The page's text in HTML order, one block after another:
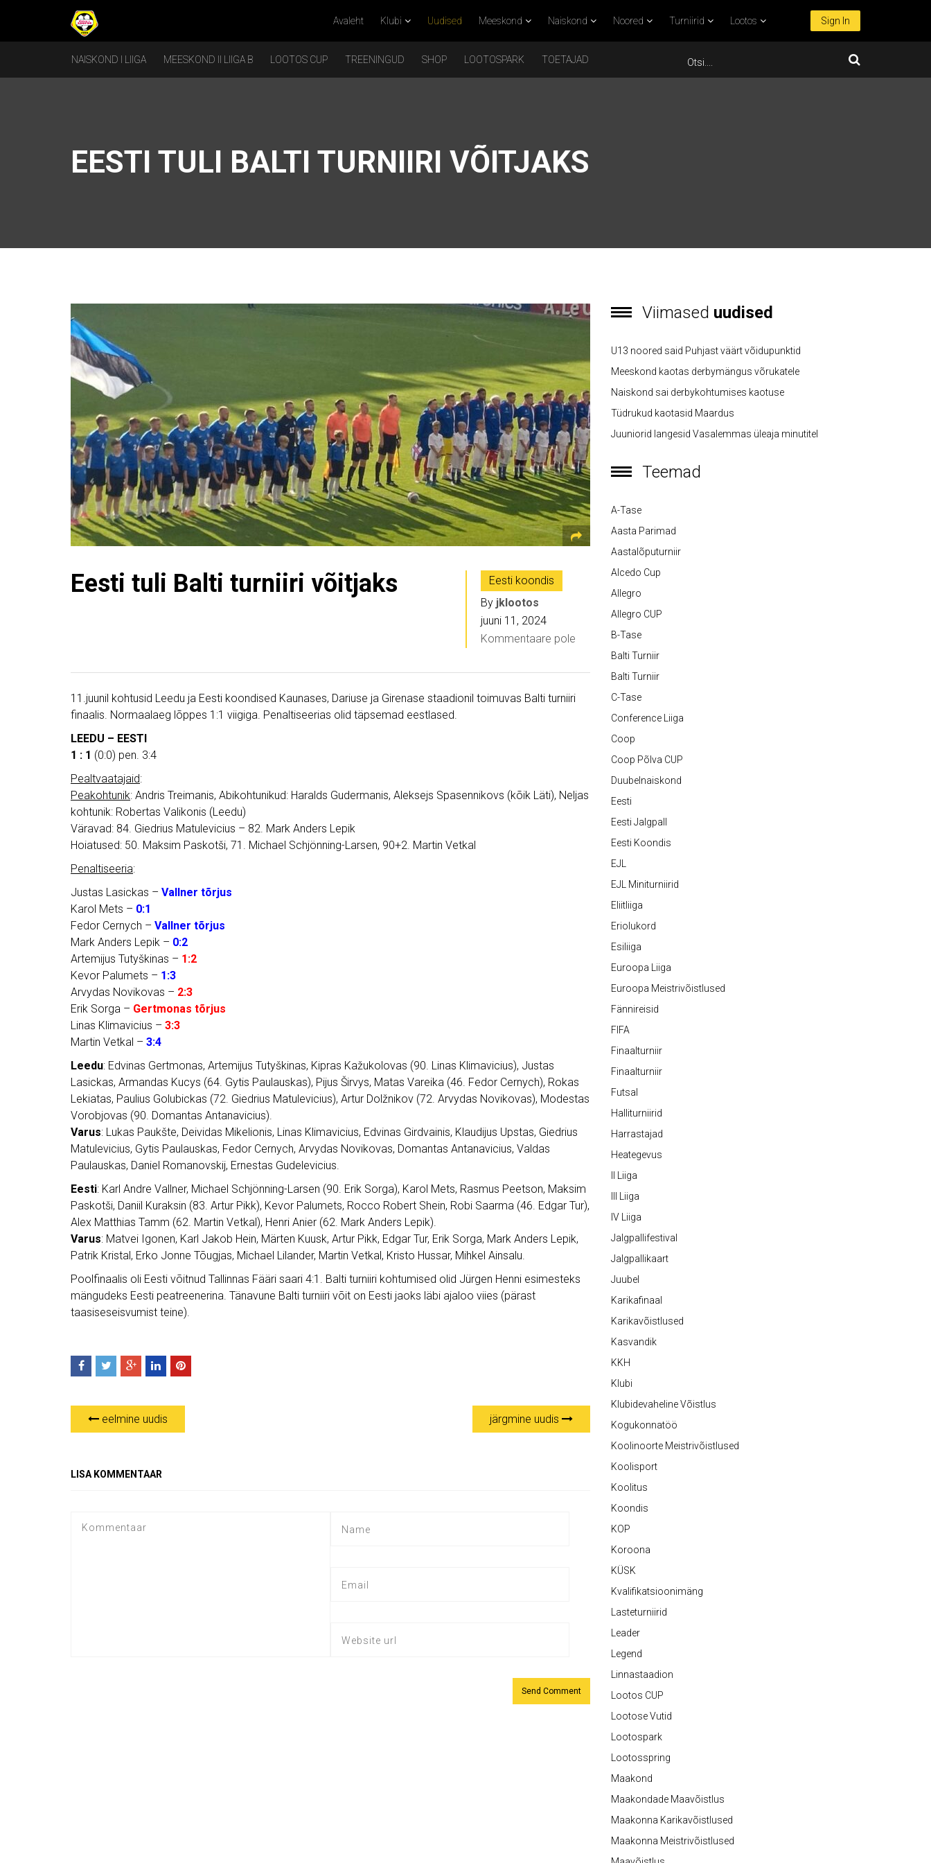
Avaleht Klubi Uudised Meeskond Naiskond Noored Turniirid Lootos Sign In
NAISKOND I LIIGA MEESKOND II LIIGA B LOOTOS CUP TREENINGUD SHOP LOOTOSPARK TOETAJAD
EESTI TULI BALTI TURNIIRI VÕITJAKS
Eesti tuli Balti turniiri võitjaks
Eesti koondis
By jklootos
juuni 11, 2024
Kommentaare pole
11.juunil kohtusid Leedu ja Eesti koondised Kaunases, Dariuse ja Girenase staadionil toimuvas Balti turniiri
finaalis. Normaalaeg lõppes 1:1 viigiga. Penaltiseerias olid täpsemad eestlased.
LEEDU – EESTI
1 : 1 (0:0) pen. 3:4
Pealtvaatajaid:
Peakohtunik: Andris Treimanis, Abikohtunikud: Haralds Gudermanis, Aleksejs Spasennikovs (kõik Läti), Neljas
kohtunik: Robertas Valikonis (Leedu)
Väravad: 84. Giedrius Matulevicius – 82. Mark Anders Lepik
Hoiatused: 50. Maksim Paskotši, 71. Michael Schjönning-Larsen, 90+2. Martin Vetkal
Penaltiseeria:
Justas Lasickas – Vallner tõrjus
Karol Mets – 0:1
Fedor Cernych – Vallner tõrjus
Mark Anders Lepik – 0:2
Artemijus Tutyškinas – 1:2
Kevor Palumets – 1:3
Arvydas Novikovas – 2:3
Erik Sorga – Gertmonas tõrjus
Linas Klimavicius – 3:3
Martin Vetkal – 3:4
Leedu: Edvinas Gertmonas, Artemijus Tutyškinas, Kipras Kažukolovas (90. Linas Klimavicius), Justas
Lasickas, Armandas Kucys (64. Gytis Paulauskas), Pijus Širvys, Matas Vareika (46. Fedor Cernych), Rokas
Lekiatas, Paulius Golubickas (72. Giedrius Matulevicius), Artur Dolžnikov (72. Arvydas Novikovas), Modestas
Vorobjovas (90. Domantas Antanavicius).
Varus: Lukas Paukšte, Deividas Mikelionis, Linas Klimavicius, Edvinas Girdvainis, Klaudijus Upstas, Giedrius
Matulevicius, Gytis Paulauskas, Fedor Cernych, Arvydas Novikovas, Domantas Antanavicius, Valdas
Paulauskas, Daniel Romanovskij, Ernestas Gudelevicius.
Eesti: Karl Andre Vallner, Michael Schjönning-Larsen (90. Erik Sorga), Karol Mets, Rasmus Peetson, Maksim
Paskotši, Daniil Kuraksin (83. Artur Pikk), Kevor Palumets, Rocco Robert Shein, Robi Saarma (46. Edgar Tur),
Alex Matthias Tamm (62. Martin Vetkal), Henri Anier (62. Mark Anders Lepik).
Varus: Matvei Igonen, Karl Jakob Hein, Märten Kuusk, Artur Pikk, Edgar Tur, Erik Sorga, Mark Anders Lepik,
Patrik Kristal, Erko Jonne Tõugjas, Michael Lilander, Martin Vetkal, Kristo Hussar, Mihkel Ainsalu.
Poolfinaalis oli Eesti võitnud Tallinnas Fääri saari 4:1. Balti turniiri kohtumised olid Jürgen Henni esimesteks
mängudeks Eesti peatreenerina. Tänavune Balti turniiri võit on Eesti jaoks läbi ajaloo viies (pärast
taasiseseisvumist teine).
eelmine uudis järgmine uudis
LISA KOMMENTAAR
Viimased uudised
U13 noored said Puhjast väärt võidupunktid
Meeskond kaotas derbymängus võrukatele
Naiskond sai derbykohtumises kaotuse
Tüdrukud kaotasid Maardus
Juuniorid langesid Vasalemmas üleaja minutitel
Teemad
A-Tase
Aasta Parimad
Aastalõputurniir
Alcedo Cup
Allegro
Allegro CUP
B-Tase
Balti Turniir
Balti Turniir
C-Tase
Conference Liiga
Coop
Coop Põlva CUP
Duubelnaiskond
Eesti
Eesti Jalgpall
Eesti Koondis
EJL
EJL Miniturniirid
Eliitliiga
Eriolukord
Esiliiga
Euroopa Liiga
Euroopa Meistrivõistlused
Fännireisid
FIFA
Finaalturniir
Finaalturniir
Futsal
Halliturniirid
Harrastajad
Heategevus
II Liiga
III Liiga
IV Liiga
Jalgpallifestival
Jalgpallikaart
Juubel
Karikafinaal
Karikavõistlused
Kasvandik
KKH
Klubi
Klubidevaheline Võistlus
Kogukonnatöö
Koolinoorte Meistrivõistlused
Koolisport
Koolitus
Koondis
KOP
Koroona
KÜSK
Kvalifikatsioonimäng
Lasteturniirid
Leader
Legend
Linnastaadion
Lootos CUP
Lootose Vutid
Lootospark
Lootosspring
Maakond
Maakondade Maavõistlus
Maakonna Karikavõistlused
Maakonna Meistrivõistlused